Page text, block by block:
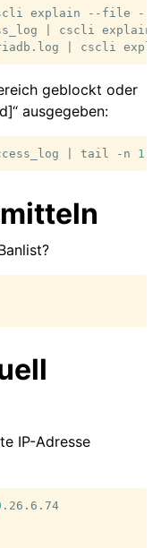
explain --file -
cscli explain
cscli
geblockt oder
ausgegeben:
tail -n 1
IP-Adresse
.26.6.74